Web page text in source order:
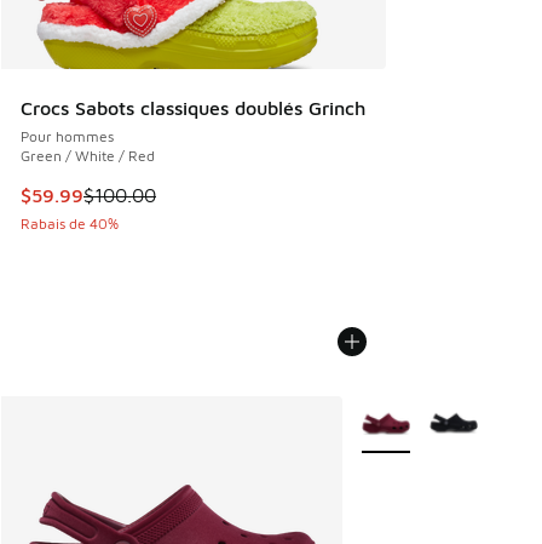
Crocs Sabots classiques doublés Grinch
Pour hommes
Green / White / Red
Cet article est en solde. Le prix est passé de $100.00 à
$59.99$100.00
Rabais de 40%
Plus de couleurs